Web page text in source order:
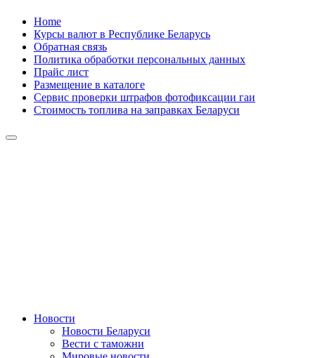
Skip
content
Home
Курсы валют в Республике Беларусь
Обратная связь
Политика обработки персональных данных
Прайс лист
Размещение в каталоге
Сервис проверки штрафов фотофиксации гаи
Стоимость топлива на заправках Беларуси
Сайт про автомобили
Новости
Новости Беларуси
Вести с таможни